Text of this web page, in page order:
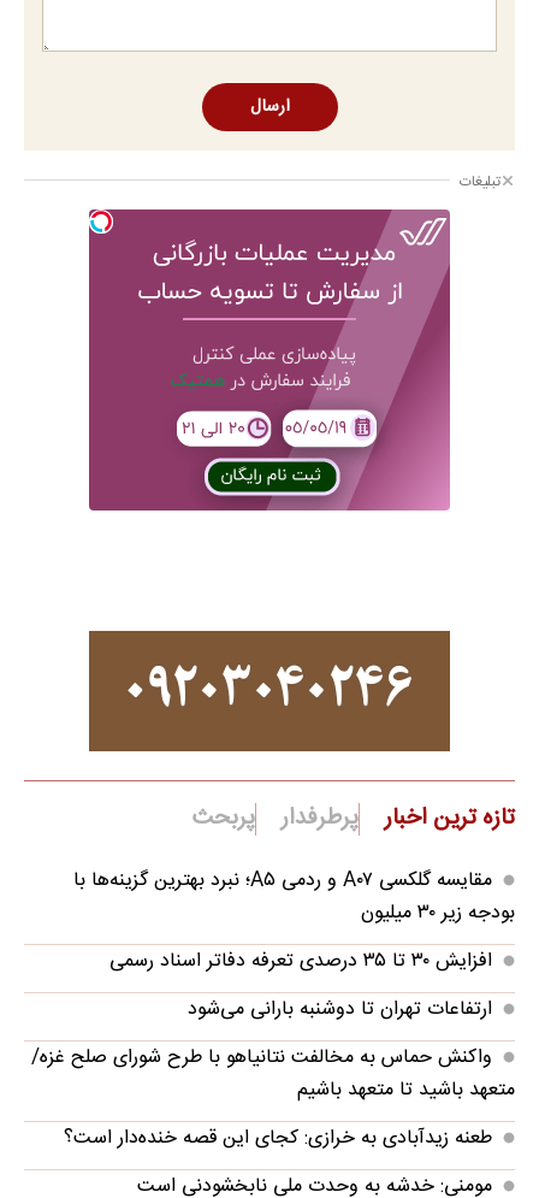
ارسال
تبلیغات
تازه ترین اخبار پرطرفدار پربحث
مقایسه گلکسی A۰۷ و ردمی A۵؛ نبرد بهترین گزینه‌ها با
بودجه زیر ۳۰ میلیون
افزایش ۳۰ تا ۳۵ درصدی تعرفه دفاتر اسناد رسمی
ارتفاعات تهران تا دوشنبه بارانی می‌شود
واکنش حماس به مخالفت نتانیاهو با طرح شورای صلح غزه/
متعهد باشید تا متعهد باشیم
طعنه زیدآبادی به خرازی: کجای این قصه خنده‌دار است؟
مومنی: خدشه به وحدت ملی نابخشودنی است